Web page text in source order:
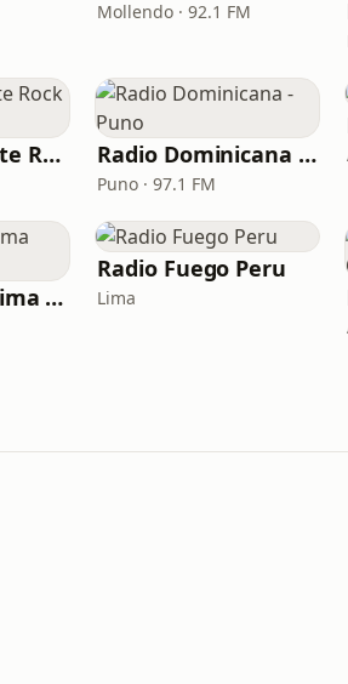
Mollendo · 92.1 FM
Radio Diamante Rock & Soft Radio Dominicana - Puno
Puno · 97.1 FM
Radio Fuego Lima "Cumbia"
Radio Fuego Peru
Lima